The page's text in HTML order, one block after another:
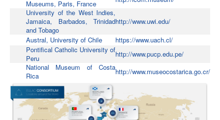
Museums, Paris, France
University of the West Indies,
Jamaica, Barbados, Trinidad
and Tobago
http://www.uwi.edu/
Austral, University of Chile
https://www.uach.cl/
Pontifical Catholic University of
Peru
http://www.pucp.edu.pe/
National Museum of Costa
Rica
http://www.museocostarica.go.cr/